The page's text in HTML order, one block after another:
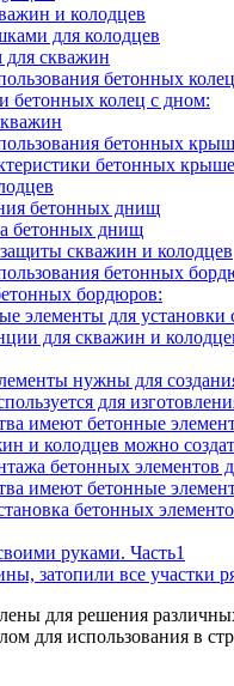
и колодцев
для колодцев
для скважин
бетонных
бетонных колец с дном:
бетонных
бетонных
бетонных днищ
бетонных днищ
скважин и колодцев
бетонных
бордюров:
элементы для установки
для скважин и
нужны для
для
имеют бетонные
и колодцев можно
бетонных элементов
имеют бетонные
бетонных
руками. Часть1
затопили все участки
для решения
для использования в